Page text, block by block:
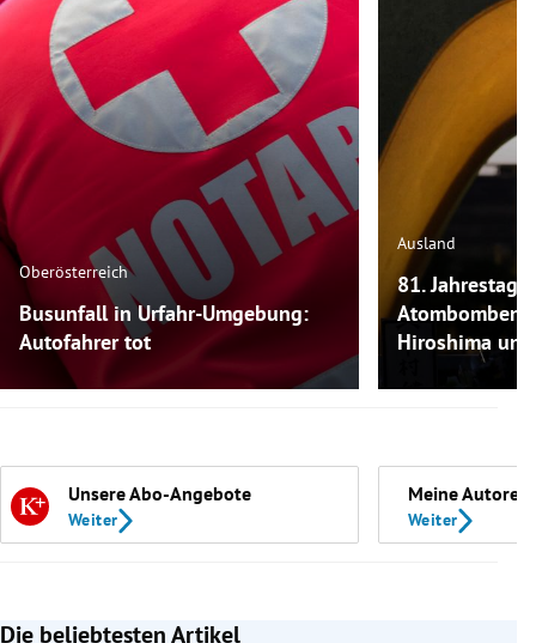
Oberösterreich
Busunfall in Urfahr-Umgebung:
Autofahrer tot
Ausland
81. Jahrestag:
Hiroshima
Unsere Abo-Angebote
Weiter
Meine Autoren
Weiter
Die beliebtesten Artikel
Slide 1 von 7